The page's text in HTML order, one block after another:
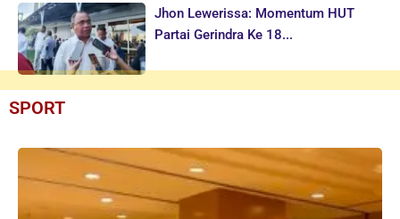
Jhon Lewerissa: Momentum HUT
Partai Gerindra Ke 18...
SPORT